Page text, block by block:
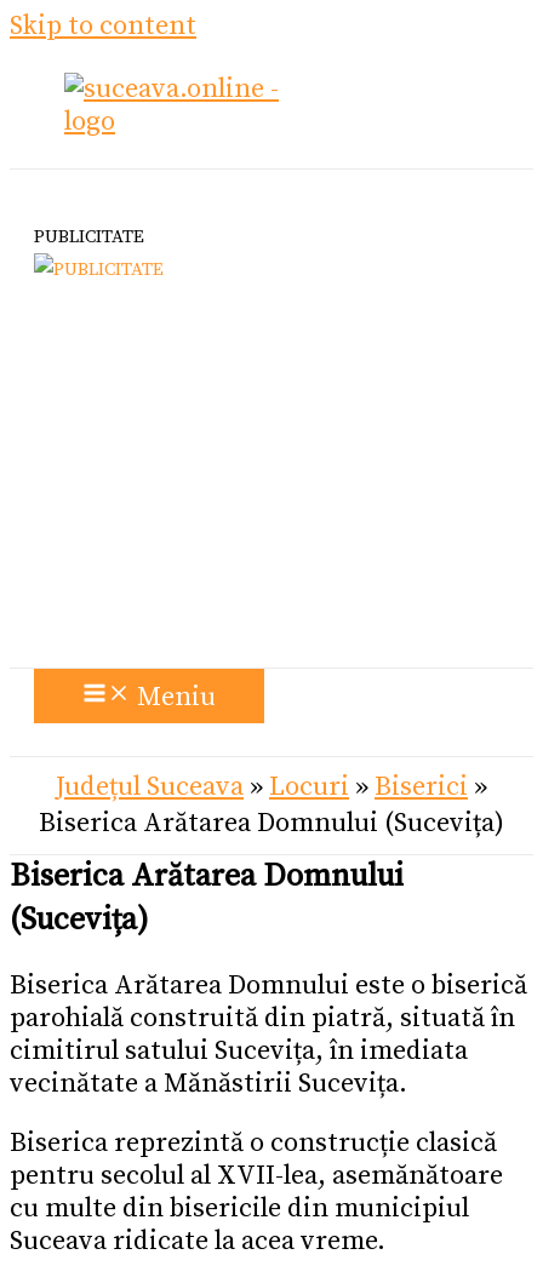
Skip to content
PUBLICITATE
Meniu
Județul Suceava » Locuri » Biserici »
Biserica Arătarea Domnului (Sucevița)
Biserica Arătarea Domnului
(Sucevița)
Biserica Arătarea Domnului este o biserică
parohială construită din piatră, situată în
cimitirul satului Sucevița, în imediata
vecinătate a Mănăstirii Sucevița.
Biserica reprezintă o construcție clasică
pentru secolul al XVII-lea, asemănătoare
cu multe din bisericile din municipiul
Suceava ridicate la acea vreme.